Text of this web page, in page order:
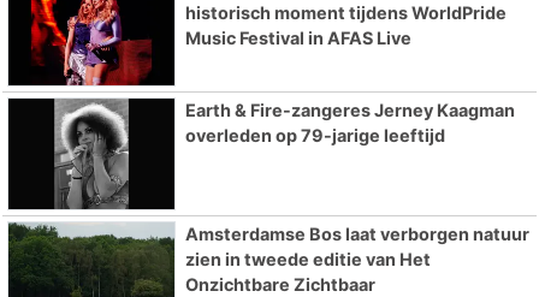
historisch moment tijdens WorldPride
Music Festival in AFAS Live
Earth & Fire-zangeres Jerney Kaagman
overleden op 79-jarige leeftijd
Amsterdamse Bos laat verborgen natuur
zien in tweede editie van Het
Onzichtbare Zichtbaar